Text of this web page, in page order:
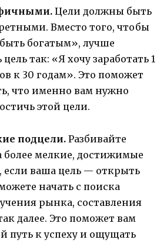
Цели должны быть
Вместо того, чтобы
быть богатым», лучше
так: «Я хочу заработать 1
к 30 годам». Это поможет
что именно вам нужно
этой цели.
подцели. Разбивайте
более мелкие, достижимые
ваша цель — открыть
начать с поиска
рынка, составления
далее. Это поможет вам
путь к успеху и ощущать